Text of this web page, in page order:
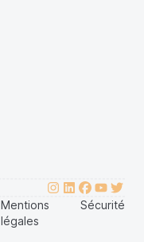
Mentions
légales
Sécurité